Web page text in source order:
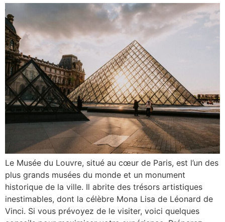
Le Musée du Louvre, situé au cœur de Paris, est l’un des
plus grands musées du monde et un monument
historique de la ville. Il abrite des trésors artistiques
inestimables, dont la célèbre Mona Lisa de Léonard de
Vinci. Si vous prévoyez de le visiter, voici quelques